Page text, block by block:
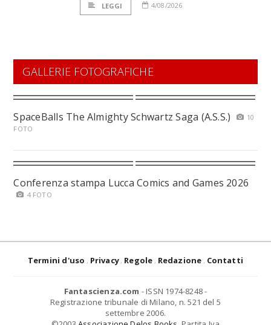
LEGGI 4/08/2026
GALLERIE FOTOGRAFICHE
SpaceBalls The Almighty Schwartz Saga (A.S.S.)
10
FOTO
Conferenza stampa Lucca Comics and Games 2026
4 FOTO
Termini d'uso Privacy Regole Redazione Contatti
Fantascienza.com - ISSN 1974-8248 -
Registrazione tribunale di Milano, n. 521 del 5
settembre 2006.